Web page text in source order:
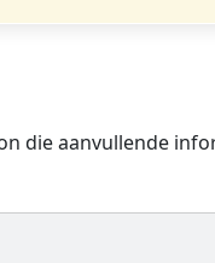
die aanvullende